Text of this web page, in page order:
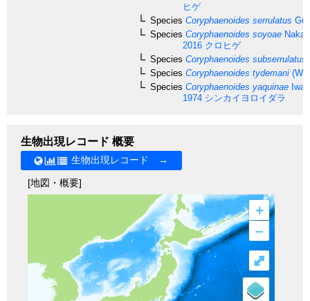
ヒゲ
Species Coryphaenoides serrulatus
Species Coryphaenoides soyoae
2016 クロヒゲ
Species Coryphaenoides subserrulatus
Species Coryphaenoides tydemani
Species Coryphaenoides yaquinae
1974 シンカイヨロイダラ
生物出現レコード 概要
生物出現レコード →
[地図・概要]
+
–
⤢